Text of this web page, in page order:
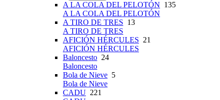
A LA COLA DEL PELOTÓN 135
A LA COLA DEL PELOTÓN
A TIRO DE TRES 13
A TIRO DE TRES
AFICIÓN HÉRCULES 21
AFICIÓN HÉRCULES
Baloncesto 24
Baloncesto
Bola de Nieve 5
Bola de Nieve
CADU 221